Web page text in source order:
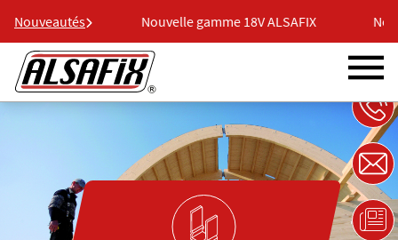
Nouveautés
ALSAFIX Nouvelle gamme 18V ALSAFIX